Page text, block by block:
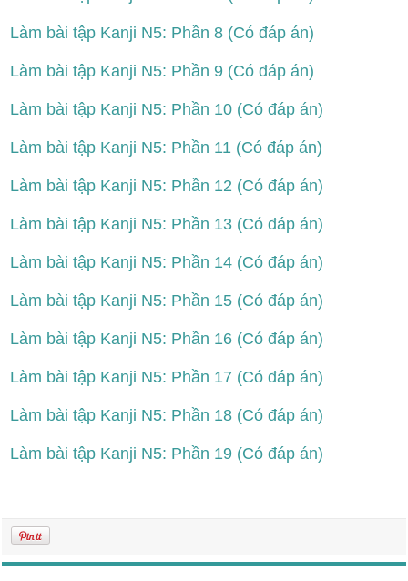
Làm bài tập Kanji N5: Phần 8 (Có đáp án)
Làm bài tập Kanji N5: Phần 9 (Có đáp án)
Làm bài tập Kanji N5: Phần 10 (Có đáp án)
Làm bài tập Kanji N5: Phần 11 (Có đáp án)
Làm bài tập Kanji N5: Phần 12 (Có đáp án)
Làm bài tập Kanji N5: Phần 13 (Có đáp án)
Làm bài tập Kanji N5: Phần 14 (Có đáp án)
Làm bài tập Kanji N5: Phần 15 (Có đáp án)
Làm bài tập Kanji N5: Phần 16 (Có đáp án)
Làm bài tập Kanji N5: Phần 17 (Có đáp án)
Làm bài tập Kanji N5: Phần 18 (Có đáp án)
Làm bài tập Kanji N5: Phần 19 (Có đáp án)